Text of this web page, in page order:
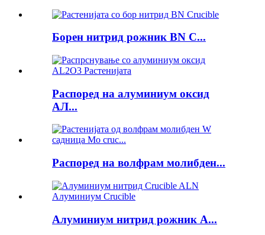
Борен нитрид рожник BN C...
Распоред на алуминиум оксид
АЛ...
Распоред на волфрам молибден...
Алуминиум нитрид рожник А...